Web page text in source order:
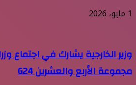
1 مايو، 2026
وزير الخارجية يشارك في اجتماع
مجموعة الأربع والعشرين G24